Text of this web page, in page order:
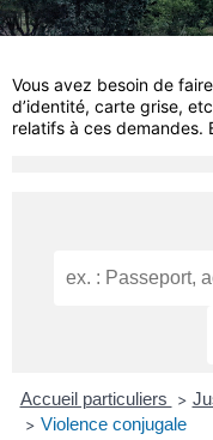
Vous avez besoin de
d’identité, carte grise,
relatifs à ces demandes.
Accueil particuliers >
> Violence conjugale